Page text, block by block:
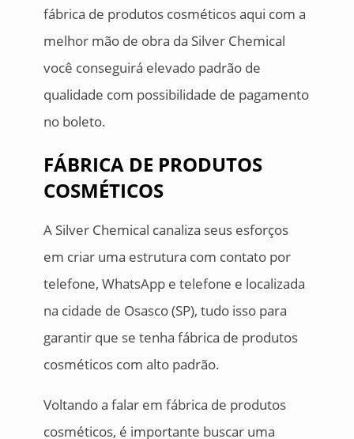
fábrica de produtos cosméticos aqui com a
melhor mão de obra da Silver Chemical
você conseguirá elevado padrão de
qualidade com possibilidade de pagamento
no boleto.
FÁBRICA DE PRODUTOS
COSMÉTICOS
A Silver Chemical canaliza seus esforços
em criar uma estrutura com contato por
telefone, WhatsApp e telefone e localizada
na cidade de Osasco (SP), tudo isso para
garantir que se tenha fábrica de produtos
cosméticos com alto padrão.
Voltando a falar em fábrica de produtos
cosméticos, é importante buscar uma